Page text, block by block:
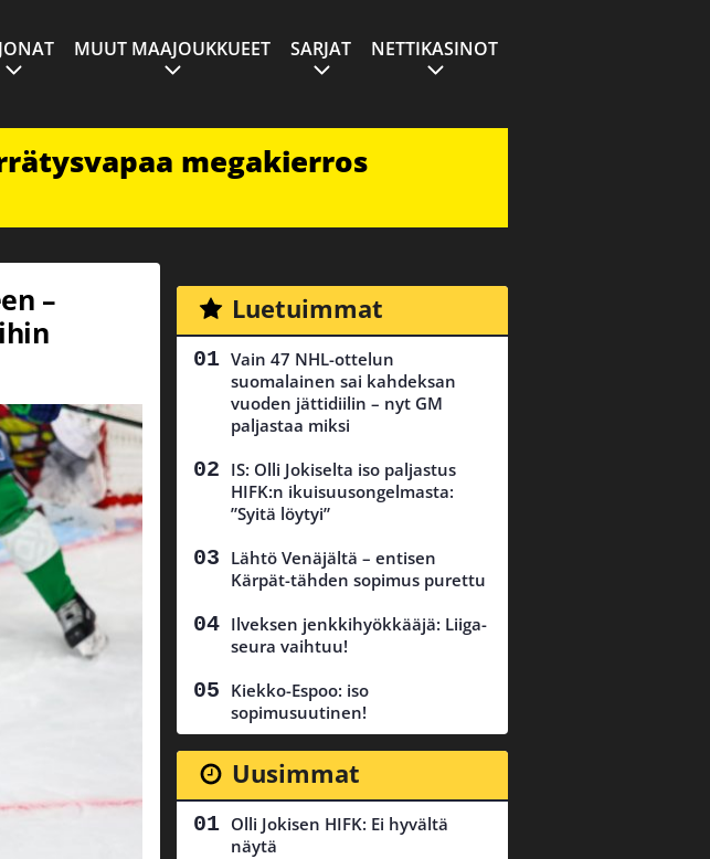
MUUT MAAJOUKKUEET SARJAT NETTIKASINOT
megakierros
–
Luetuimmat
Vain 47 NHL-ottelun
suomalainen sai kahdeksan
vuoden jättidiilin – nyt GM
paljastaa miksi
IS: Olli Jokiselta iso paljastus
HIFK:n ikuisuusongelmasta:
”Syitä löytyi”
Lähtö Venäjältä – entisen
Kärpät-tähden sopimus purettu
Ilveksen jenkkihyökkääjä: Liiga-
seura vaihtuu!
Kiekko-Espoo: iso
sopimusuutinen!
Uusimmat
Olli Jokisen HIFK: Ei hyvältä
näytä